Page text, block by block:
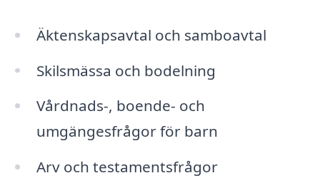
Äktenskapsavtal och samboavtal
Skilsmässa och bodelning
Vårdnads-, boende- och
umgängesfrågor för barn
Arv och testamentsfrågor